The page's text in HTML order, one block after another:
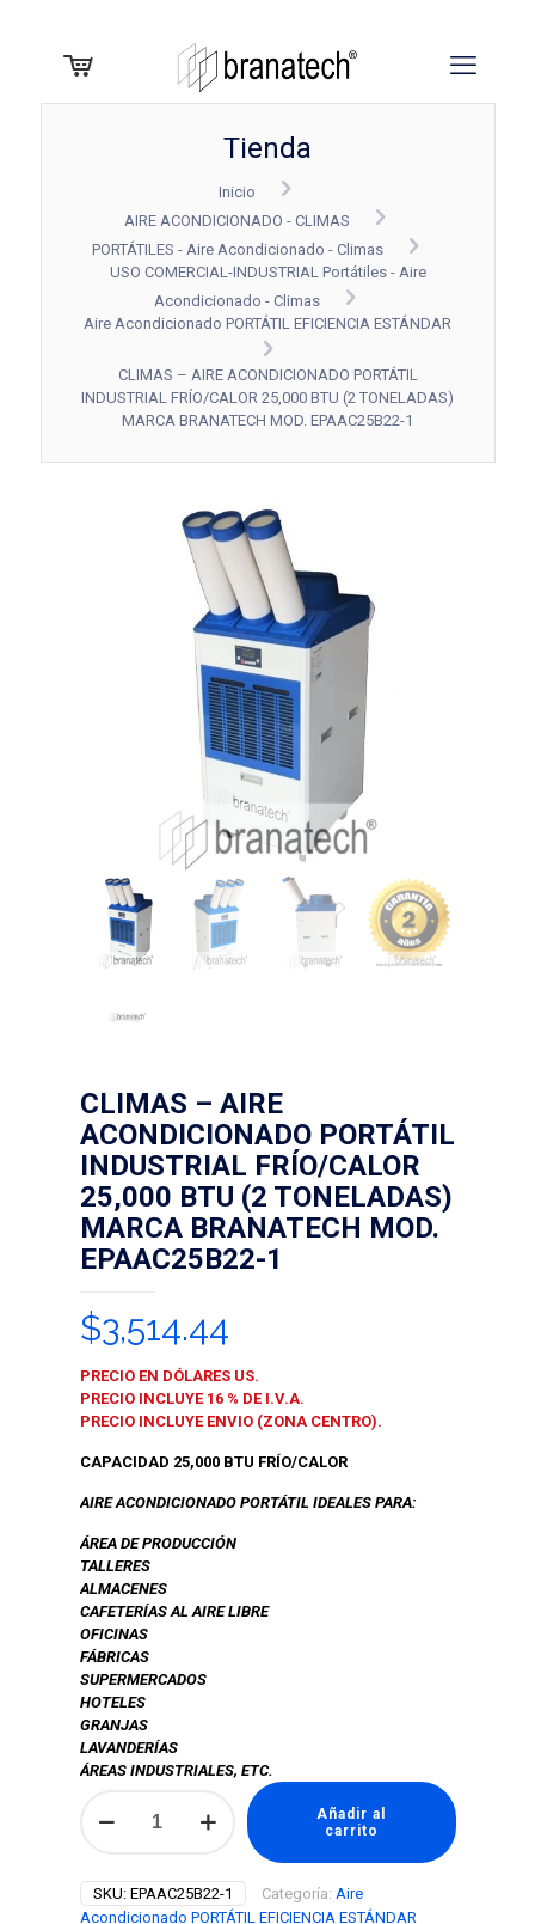
Tienda
Inicio
AIRE ACONDICIONADO - CLIMAS
PORTÁTILES - Aire Acondicionado - Climas
USO COMERCIAL-INDUSTRIAL Portátiles - Aire
Acondicionado - Climas
Aire Acondicionado PORTÁTIL EFICIENCIA ESTÁNDAR
CLIMAS – AIRE ACONDICIONADO PORTÁTIL
INDUSTRIAL FRÍO/CALOR 25,000 BTU (2 TONELADAS)
MARCA BRANATECH MOD. EPAAC25B22-1
CLIMAS – AIRE
ACONDICIONADO PORTÁTIL
INDUSTRIAL FRÍO/CALOR
25,000 BTU (2 TONELADAS)
MARCA BRANATECH MOD.
EPAAC25B22-1
$3,514.44
PRECIO EN DÓLARES US.
PRECIO INCLUYE 16 % DE I.V.A.
PRECIO INCLUYE ENVIO (ZONA CENTRO).
CAPACIDAD 25,000 BTU FRÍO/CALOR
AIRE ACONDICIONADO PORTÁTIL IDEALES PARA:
ÁREA DE PRODUCCIÓN
TALLERES
ALMACENES
CAFETERÍAS AL AIRE LIBRE
OFICINAS
FÁBRICAS
SUPERMERCADOS
HOTELES
GRANJAS
LAVANDERÍAS
ÁREAS INDUSTRIALES, ETC.
PORTÁTIL
INDUSTRIAL
Añadir al
carrito
SKU: EPAAC25B22-1 Categoría: Aire
Acondicionado PORTÁTIL EFICIENCIA ESTÁNDAR